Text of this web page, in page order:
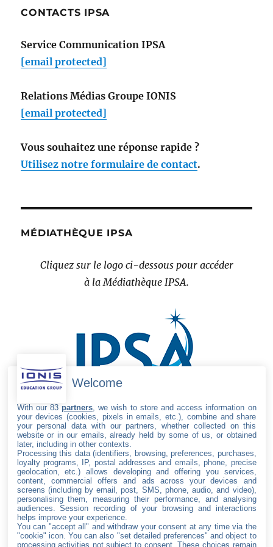
CONTACTS IPSA
Service Communication IPSA
[email protected]
Relations Médias Groupe IONIS
[email protected]
Vous souhaitez une réponse rapide ?
Utilisez notre formulaire de contact.
MÉDIATHÈQUE IPSA
Cliquez sur le logo ci-dessous pour accéder
à la Médiathèque IPSA.
SUIVEZ L’IPSA
facebook
twitterinstagram
youtubelinkedin
Welcome
With our 83 partners , we wish to store and access information on
your devices (cookies, pixels in emails, etc.), combine and share
your personal data with our partners, whether collected on this
website or in our emails, already held by some of us, or obtained
later, including in other contexts.
Processing this data (identifiers, browsing, preferences, purchases,
loyalty programs, IP, postal addresses and emails, phone, precise
geolocation, etc.) allows developing and offering you services,
content, commercial offers and ads across your devices and
screens (including by email, post, SMS, phone, audio, and video),
personalising them, measuring their performance, and analysing
audiences. Session recording of your browsing and interactions
helps improve your experience.
You can "accept all" and withdraw your consent at any time via the
"cookie" icon. You can also "set detailed preferences" and object to
processing activities not subject to consent. These choices remain